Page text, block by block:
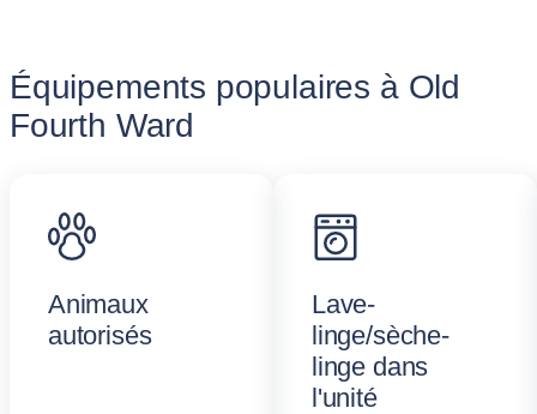
Équipements populaires à Old
Fourth Ward
Animaux
autorisés
Lave-
linge/sèche-
linge dans
l'unité